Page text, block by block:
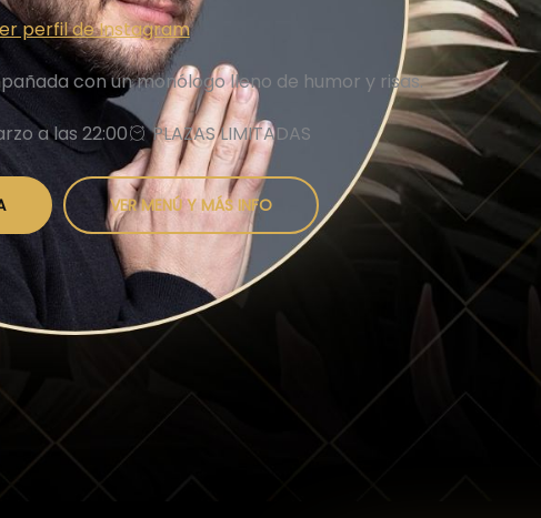
perfil de Instagram
con un monólogo lleno de humor y risas.
a las 22:00 PLAZAS LIMITADAS
VER MENÚ Y MÁS INFO